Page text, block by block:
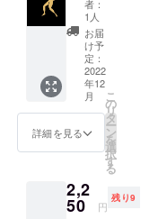
ができれば
これ以上の
幸せはあり
お礼
メッ
セージ
のみ
者：
1人
お届
け予
定：
2022
年12
月
詳細を見る
こ
の
リ
タ
ー
ン
を
選
択
す
る
2,2
50 円
残り9